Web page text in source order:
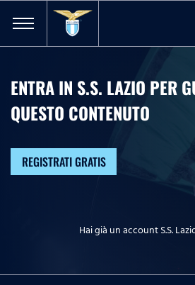
ENTRA IN S.S. LAZIO PER
QUESTO CONTENUTO
REGISTRATI GRATIS
Hai già un account S.S.